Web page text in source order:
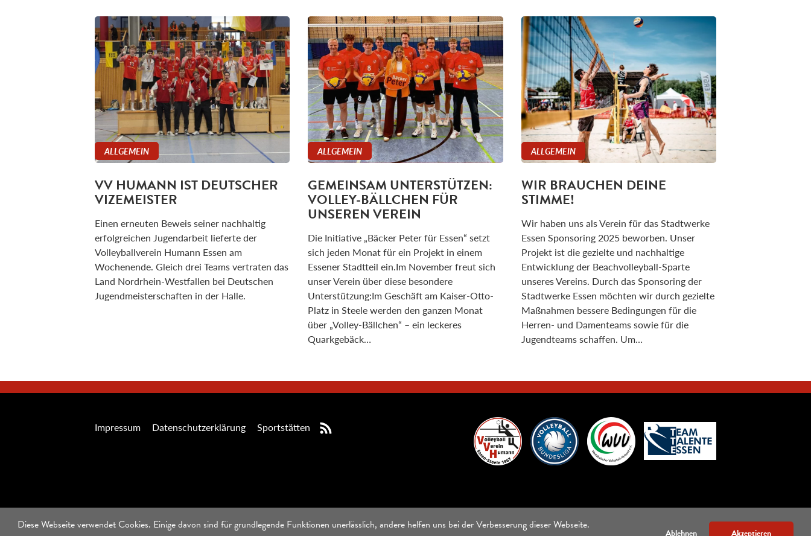
Diese Webseite verwendet Cookies. Einige davon sind für grundlegende Funktionen unerlässlich, andere helfen uns bei der Verbesserung dieser Webseite.
Ablehnen Akzeptieren
ALLGEMEIN
VV HUMANN IST DEUTSCHER
VIZEMEISTER
Einen erneuten Beweis seiner nachhaltig
erfolgreichen Jugendarbeit lieferte der
Volleyballverein Humann Essen am
Wochenende. Gleich drei Teams vertraten das
Land Nordrhein-Westfallen bei Deutschen
Jugendmeisterschaften in der Halle.
ALLGEMEIN
GEMEINSAM UNTERSTÜTZEN:
VOLLEY-BÄLLCHEN FÜR
UNSEREN VEREIN
Die Initiative „Bäcker Peter für Essen“ setzt
sich jeden Monat für ein Projekt in einem
Essener Stadtteil ein.Im November freut sich
unser Verein über diese besondere
Unterstützung:Im Geschäft am Kaiser-Otto-
Platz in Steele werden den ganzen Monat
über „Volley-Bällchen“ – ein leckeres
Quarkgebäck…
ALLGEMEIN
WIR BRAUCHEN DEINE
STIMME!
Wir haben uns als Verein für das Stadtwerke
Essen Sponsoring 2025 beworben. Unser
Projekt ist die gezielte und nachhaltige
Entwicklung der Beachvolleyball-Sparte
unseres Vereins. Durch das Sponsoring der
Stadtwerke Essen möchten wir durch gezielte
Maßnahmen bessere Bedingungen für die
Herren- und Damenteams sowie für die
Jugendteams schaffen. Um…
Impressum Datenschutzerklärung Sportstätten